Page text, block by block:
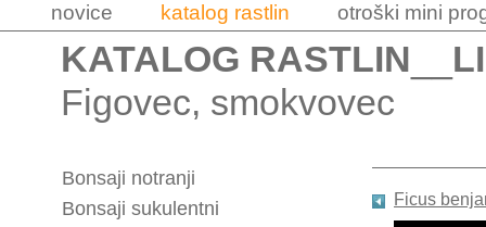
novice katalog rastlin otroški mini
KATALOG RASTLIN
Figovec, smokvovec
Bonsaji notranji
Bonsaji sukulentni
Ficus